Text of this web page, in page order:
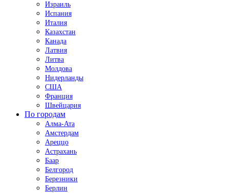
Израиль
Испания
Италия
Казахстан
Канада
Латвия
Литва
Молдова
Нидерланды
США
Франция
Швейцария
По городам
Алма-Ата
Амстердам
Ареццо
Астрахань
Баар
Белгород
Березники
Берлин